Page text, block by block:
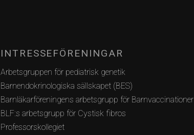
INTRESSEFÖRENINGAR
Arbetsgruppen för pediatrisk genetik
Barnendokrinologiska sällskapet (BES)
Barnläkarföreningens arbetsgrupp för Barnvaccinationer
BLF:s arbetsgrupp för Cystisk fibros
Professorskollegiet